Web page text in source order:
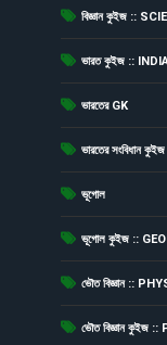
বিজ্ঞান কুইজ ::
ভারত কুইজ ::
ভারতের GK
ভারতের সংবিধান
ভূগোল
ভূগোল কুইজ ::
ভৌত বিজ্ঞান ::
ভৌত বিজ্ঞান কুইজ